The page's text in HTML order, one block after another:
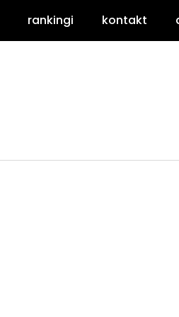
rankingi kontakt